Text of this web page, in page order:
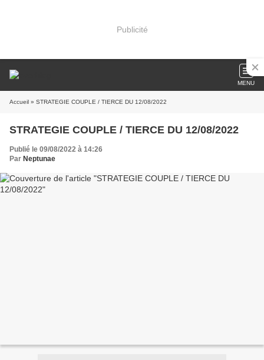
Publicité
MENU
Accueil » STRATEGIE COUPLE / TIERCE DU 12/08/2022
STRATEGIE COUPLE / TIERCE DU 12/08/2022
Publié le 09/08/2022 à 14:26
Par Neptunae